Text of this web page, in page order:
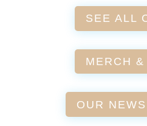
SEE ALL
MERCH &
OUR